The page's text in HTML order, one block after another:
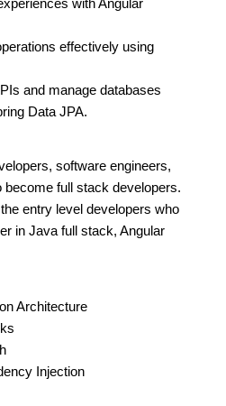
with Angular
effectively using
and manage databases
Data JPA.
software engineers,
become full stack developers.
entry level developers who
in Java full stack, Angular
Architecture
Injection